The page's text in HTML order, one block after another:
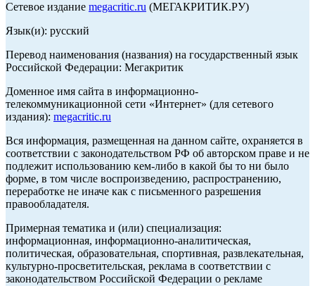
Сетевое издание megacritic.ru (МЕГАКРИТИК.РУ)
Язык(и): русский
Перевод наименования (названия) на государственный язык
Российской Федерации: Мегакритик
Доменное имя сайта в информационно-
телекоммуникационной сети «Интернет» (для сетевого
издания): megacritic.ru
Вся информация, размещенная на данном сайте, охраняется в
соответствии с законодательством РФ об авторском праве и не
подлежит использованию кем-либо в какой бы то ни было
форме, в том числе воспроизведению, распространению,
переработке не иначе как с письменного разрешения
правообладателя.
Примерная тематика и (или) специализация:
информационная, информационно-аналитическая,
политическая, образовательная, спортивная, развлекательная,
культурно-просветительская, реклама в соответствии с
законодательством Российской Федерации о рекламе